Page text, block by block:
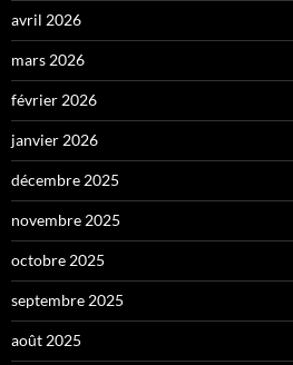
avril 2026
mars 2026
février 2026
janvier 2026
décembre 2025
novembre 2025
octobre 2025
septembre 2025
août 2025